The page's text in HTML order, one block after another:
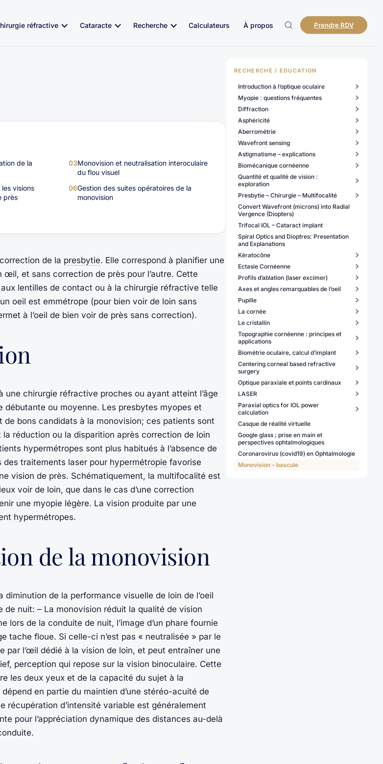
réfractive Cataracte Recherche Calculateurs À propos Prendre RDV
de la
03Monovision et neutralisation interoculaire
du flou visuel
visions
près
06Gestion des suites opératoires de la
monovision
de la presbytie. Elle correspond à planifier une
et sans correction de près pour l’autre. Cette
lentilles de contact ou à la chirurgie réfractive telle
oeil est emmétrope (pour bien voir de loin sans
à l’oeil de bien voir de près sans correction).
chirurgie réfractive proches ou ayant atteint l’âge
ou moyenne. Les presbytes myopes et
bons candidats à la monovision; ces patients sont
réduction ou la disparition après correction de loin
hypermétropes sont plus habitués à l’absence de
traitements laser pour hypermétropie favorise
vision de près. Schématiquement, la multifocalité est
voir de loin, que dans le cas d’une correction
une myopie légère. La vision produite par une
hypermétropes.
de la monovision
de la performance visuelle de loin de l’oeil
nuit: – La monovision réduit la qualité de vision
de la conduite de nuit, l’image d’un phare fournie
tache floue. Si celle-ci n’est pas « neutralisée » par le
par l’œil dédié à la vision de loin, et peut entraîner une
perception qui repose sur la vision binoculaire. Cette
les deux yeux et de la capacité du sujet à la
en partie du maintien d’une stéréo-acuité de
récupération d’intensité variable est généralement
pour l’appréciation dynamique des distances au-delà
RECHERCHE / EDUCATION
Introduction à l’optique oculaire
Myopie : questions fréquentes
Diffraction
Asphéricité
Aberrométrie
Wavefront sensing
Astigmatisme – explications
Biomécanique cornéenne
Quantité et qualité de vision :
exploration
Presbytie – Chirurgie – Multifocalité
Convert Wavefront (microns) into Radial
Vergence (Diopters)
Trifocal IOL – Cataract implant
Spiral Optics and Dioptres: Presentation
and Explanations
Kératocône
Ectasie Cornéenne
Profils d’ablation (laser excimer)
Axes et angles remarquables de l’oeil
Pupille
La cornée
Le cristallin
Topographie cornéenne : principes et
applications
Biométrie oculaire, calcul d’implant
Centering corneal based refractive
surgery
Optique paraxiale et points cardinaux
LASER
Paraxial optics for IOL power
calculation
Casque de réalité virtuelle
Google glass ; prise en main et
perspectives ophtalmologiques
Coronarovirus (covid19) en Ophtalmologie
Monovision – bascule